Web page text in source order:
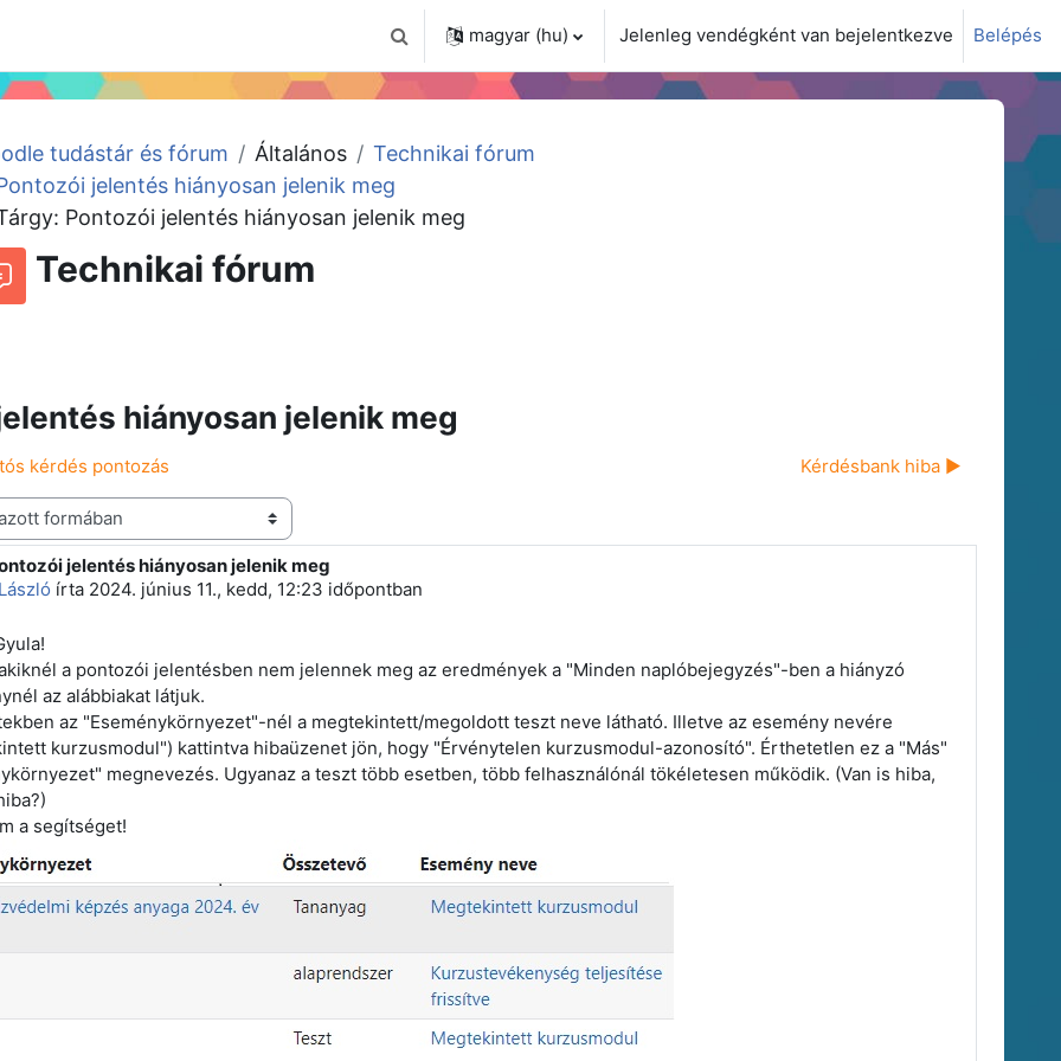
Keresési bemeneti adatok váltása
magyar ‎(hu)‎ Jelenleg vendégként van bejelentkezve Belépés
tudástár és fórum Általános
Technikai fórum
jelentés hiányosan jelenik meg
Pontozói jelentés hiányosan jelenik meg
Technikai fórum
hiányosan jelenik meg
kérdés pontozás Kérdésbank hiba ▶︎
jelentés hiányosan jelenik meg
írta 2024. június 11., kedd, 12:23 időpontban
0
a pontozói jelentésben nem jelennek meg az eredmények a "Minden naplóbejegyzés"-ben a hiányzó
az alábbiakat látjuk.
az "Eseménykörnyezet"-nél a megtekintett/megoldott teszt neve látható. Illetve az esemény nevére
kurzusmodul") kattintva hibaüzenet jön, hogy "Érvénytelen kurzusmodul-azonosító". Érthetetlen ez a "Más"
megnevezés. Ugyanaz a teszt több esetben, több felhasználónál tökéletesen működik. (Van is hiba,
a segítséget!